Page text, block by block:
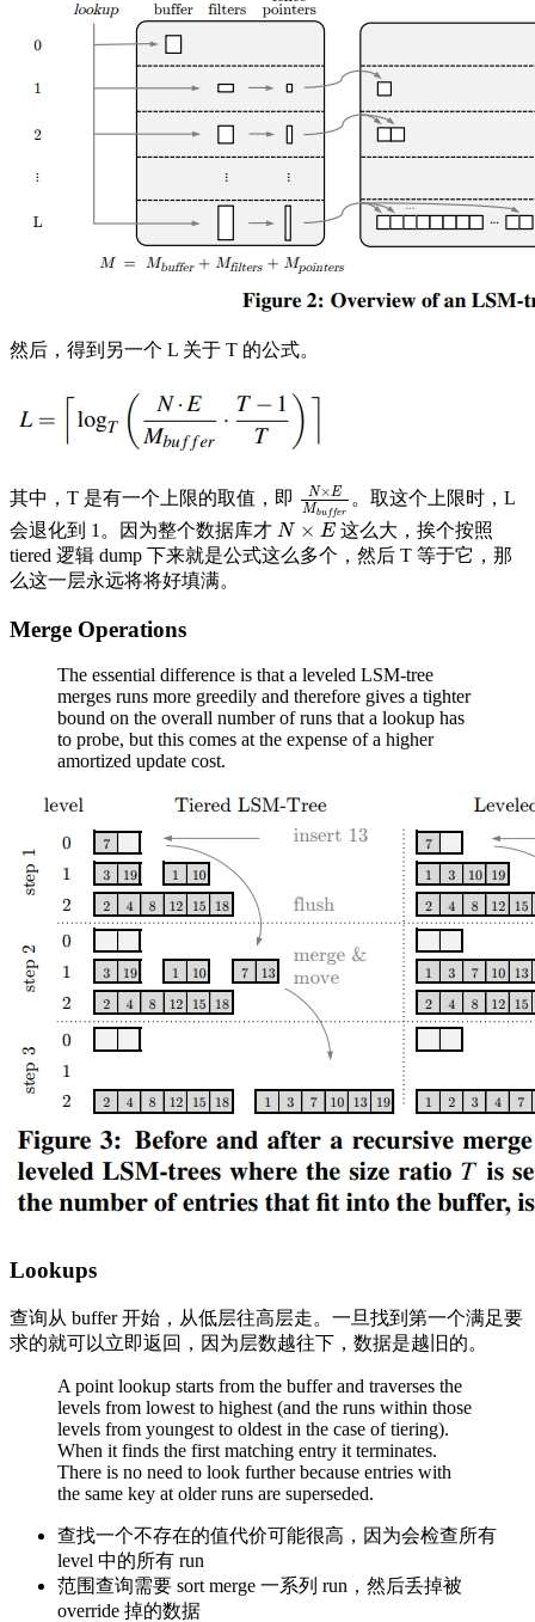
然后，得到另一个 L 关于 T 的公式。
其中，T 是有一个上限的取值，即 N×E
Mbuffer
N×EMb uffer
。取这个上限时，L
会退化到 1。因为整个数据库才 N × E
N× E
这么大，挨个按照
tiered 逻辑 dump 下来就是公式这么多个，然后 T 等于它，那
么这一层永远将将好填满。
Merge Operations
The essential difference is that a leveled LSM-tree
merges runs more greedily and therefore gives a tighter
bound on the overall number of runs that a lookup has
to probe, but this comes at the expense of a higher
amortized update cost.
Lookups
查询从 buffer 开始，从低层往高层走。一旦找到第一个满足要
求的就可以立即返回，因为层数越往下，数据是越旧的。
A point lookup starts from the buffer and traverses the
levels from lowest to highest (and the runs within those
levels from youngest to oldest in the case of tiering).
When it finds the first matching entry it terminates.
There is no need to look further because entries with
the same key at older runs are superseded.
查找一个不存在的值代价可能很高，因为会检查所有
level 中的所有 run
范围查询需要 sort merge 一系列 run，然后丢掉被
override 掉的数据